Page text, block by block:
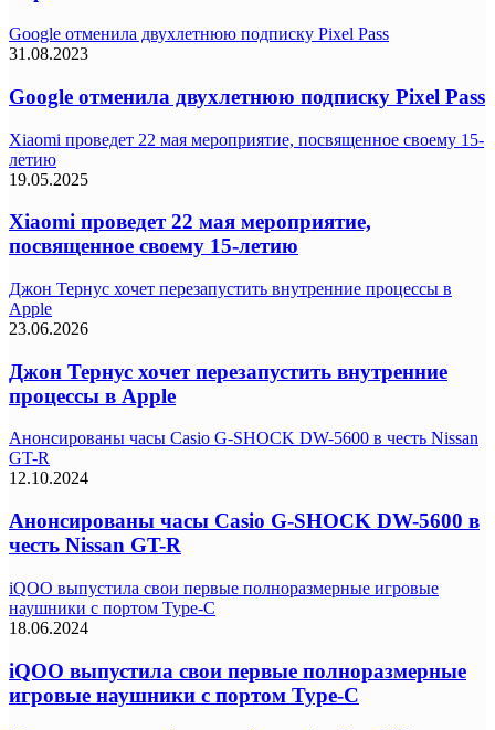
Google отменила двухлетнюю подписку Pixel Pass
31.08.2023
Google отменила двухлетнюю подписку Pixel Pass
Xiaomi проведет 22 мая мероприятие, посвященное своему 15-
летию
19.05.2025
Xiaomi проведет 22 мая мероприятие,
посвященное своему 15-летию
Джон Тернус хочет перезапустить внутренние процессы в
Apple
23.06.2026
Джон Тернус хочет перезапустить внутренние
процессы в Apple
Анонсированы часы Casio G-SHOCK DW-5600 в честь Nissan
GT-R
12.10.2024
Анонсированы часы Casio G-SHOCK DW-5600 в
честь Nissan GT-R
iQOO выпустила свои первые полноразмерные игровые
наушники с портом Type-C
18.06.2024
iQOO выпустила свои первые полноразмерные
игровые наушники с портом Type-C